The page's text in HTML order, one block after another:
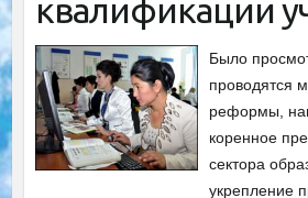
квалификации
Было
проводятся
реформы,
коренное
сектора
укрепление